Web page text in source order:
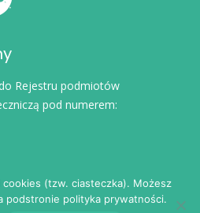
Rejestru podmiotów
pod numerem:
(tzw. ciasteczka). Możesz
podstronie polityka prywatności.